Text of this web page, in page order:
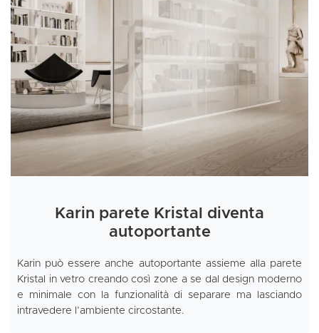
Karin parete Kristal diventa
autoportante
Karin può essere anche autoportante assieme alla parete
Kristal in vetro creando così zone a se dal design moderno
e minimale con la funzionalità di separare ma lasciando
intravedere l’ambiente circostante.